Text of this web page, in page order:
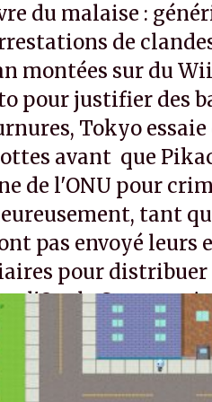
du malaise :
de
montées sur du
pour justifier des
Tokyo essaie
avant que
de l'ONU pour
tant
pas envoyé leurs
pour
l'Oncle Sam
sur vos